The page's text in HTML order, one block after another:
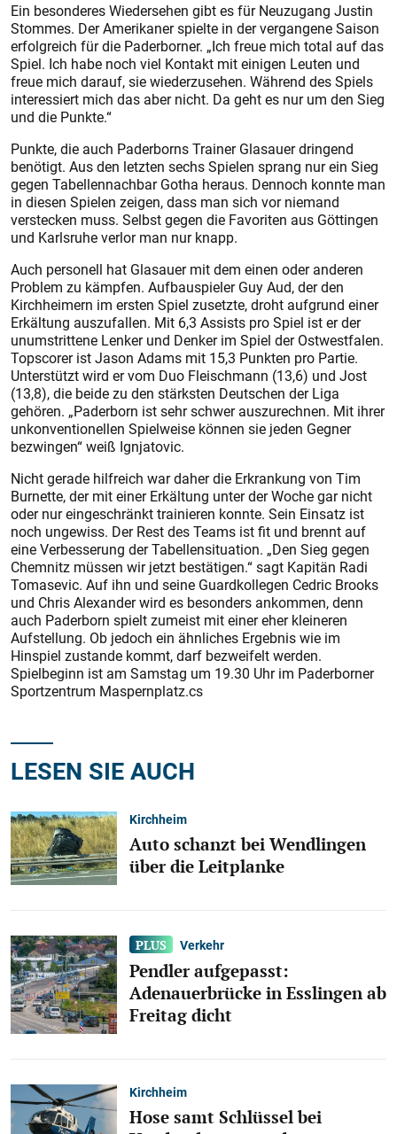
Ein besonderes Wiedersehen gibt es für Neuzugang Justin
Stommes. Der Amerikaner spielte in der vergangene Saison
erfolgreich für die Paderborner. „Ich freue mich total auf das
Spiel. Ich habe noch viel Kontakt mit einigen Leuten und
freue mich da­rauf, sie wiederzusehen. Während des Spiels
interessiert mich das aber nicht. Da geht es nur um den Sieg
und die Punkte.“
Punkte, die auch Paderborns Trainer Glasauer dringend
benötigt. Aus den letzten sechs Spielen sprang nur ein Sieg
gegen Tabellennachbar Gotha heraus. Dennoch konnte man
in diesen Spielen zeigen, dass man sich vor niemand
verstecken muss. Selbst gegen die Favoriten aus Göttingen
und Karlsruhe verlor man nur knapp.
Auch personell hat Glasauer mit dem einen oder anderen
Problem zu kämpfen. Aufbauspieler Guy Aud, der den
Kirchheimern im ersten Spiel zusetzte, droht aufgrund einer
Erkältung auszufallen. Mit 6,3 Assists pro Spiel ist er der
unumstrittene Lenker und Denker im Spiel der Ostwestfalen.
Topscorer ist Jason Adams mit 15,3 Punkten pro Partie.
Unterstützt wird er vom Duo Fleischmann (13,6) und Jost
(13,8), die beide zu den stärksten Deutschen der Liga
gehören. „Paderborn ist sehr schwer auszurechnen. Mit ihrer
unkonventionellen Spielweise können sie jeden Gegner
bezwingen“ weiß Ignjatovic.
Nicht gerade hilfreich war daher die Erkrankung von Tim
Burnette, der mit einer Erkältung unter der Woche gar nicht
oder nur eingeschränkt trainieren konnte. Sein Einsatz ist
noch ungewiss. Der Rest des Teams ist fit und brennt auf
eine Verbesserung der Tabellensituation. „Den Sieg gegen
Chemnitz müssen wir jetzt bestätigen.“ sagt Kapitän Radi
Tomasevic. Auf ihn und seine Guardkollegen Cedric Brooks
und Chris Alexander wird es besonders ankommen, denn
auch Paderborn spielt zumeist mit einer eher kleineren
Aufstellung. Ob jedoch ein ähnliches Ergebnis wie im
Hinspiel zustande kommt, darf bezweifelt werden.
Spielbeginn ist am Samstag um 19.30 Uhr im Paderborner
Sportzentrum Maspernplatz.cs
LESEN SIE AUCH
Kirchheim
Auto schanzt bei Wendlingen
über die Leitplanke
Verkehr
Pendler aufgepasst:
Adenauerbrücke in Esslingen ab
Freitag dicht
Kirchheim
Hose samt Schlüssel bei